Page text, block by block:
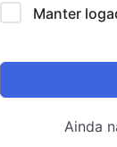
Manter
Ainda